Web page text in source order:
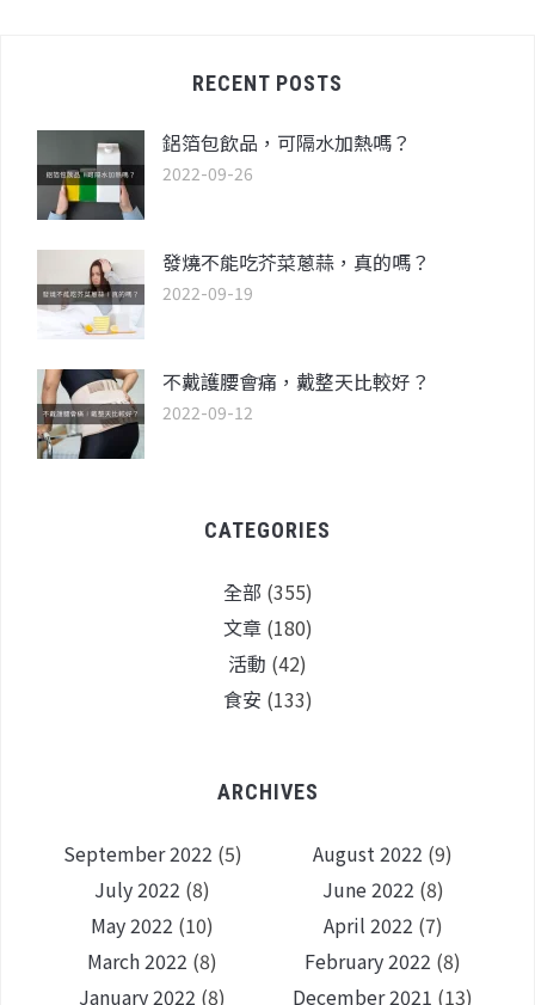
RECENT POSTS
鋁箔包飲品，可隔水加熱嗎？
2022-09-26
發燒不能吃芥菜蔥蒜，真的嗎？
2022-09-19
不戴護腰會痛，戴整天比較好？
2022-09-12
CATEGORIES
全部 (355)
文章(180)
活動 (42)
食安 (133)
ARCHIVES
September 2022 (5) August 2022 (9)
July 2022 (8) June 2022 (8)
May 2022 (10) April 2022 (7)
March 2022 (8) February 2022 (8)
January 2022 (8) December 2021 (13)